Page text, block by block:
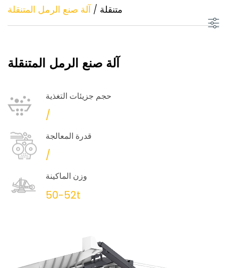
متنقلة /آلة صنع الرمل المتنقلة
آلة صنع الرمل المتنقلة
حجم جزيئات التغذية
/
قدرة المعالجة
/
وزن الماكينة
50-52t